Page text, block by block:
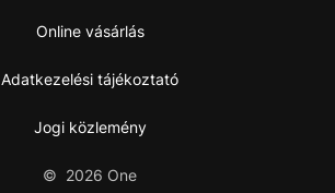
Online vásárlás
Adatkezelési tájékoztató
Jogi közlemény
© 2026 One